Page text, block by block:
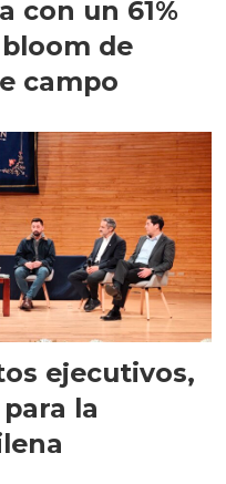
con un 61%
de
campo
ejecutivos,
la